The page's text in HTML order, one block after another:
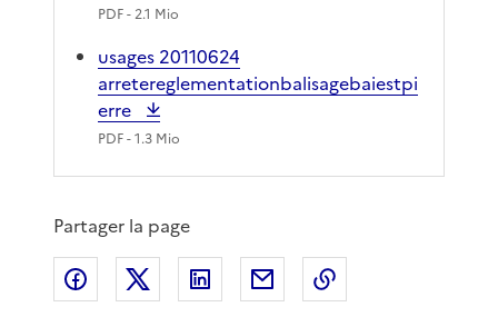
PDF- 2.1 Mio
usages 20110624
arretereglementationbalisagebaiestpi
erre
PDF- 1.3 Mio
Partager la page
Partager sur Facebook
Partager sur XPartager sur LinkedIn
Partager par email